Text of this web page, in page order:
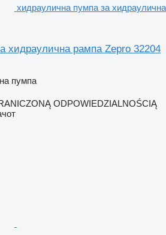
хидраулична пумпа за хидраулична
хидраулична рампа Zepro 32204
пумпа
ODPOWIEDZIALNOŚCIĄ